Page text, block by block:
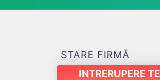
STARE FIRMĂ
INTRERUPERE